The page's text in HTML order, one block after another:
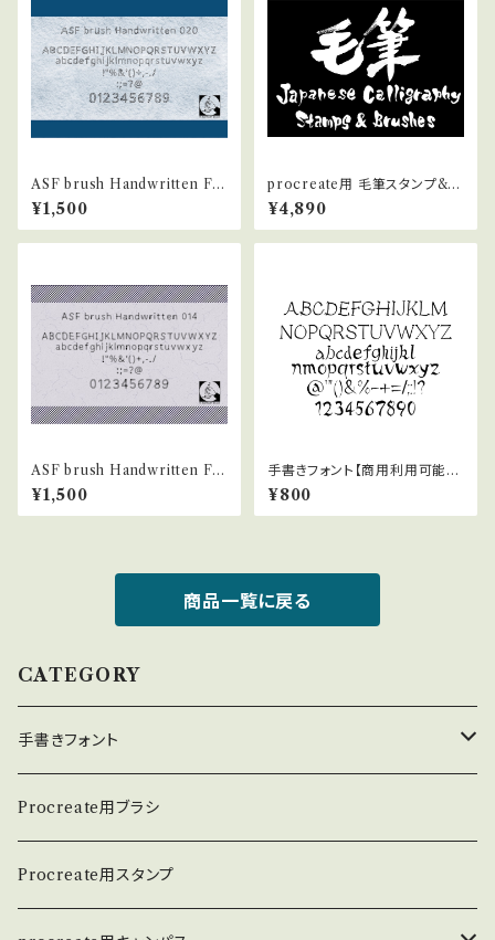
ASF brush Handwritten Fo
nt 020
¥1,500
procreate用 毛筆スタンプ&毛
筆ブラシ(Japanese calligrap
hy brushes for procreate)
¥4,890
ASF brush Handwritten Fo
nt 014
¥1,500
手書きフォント【商用利用可能】0
34
¥800
商品一覧に戻る
CATEGORY
手書きフォント
英数学フォント
日本語フォント
Procreate用ブラシ
Procreate用スタンプ